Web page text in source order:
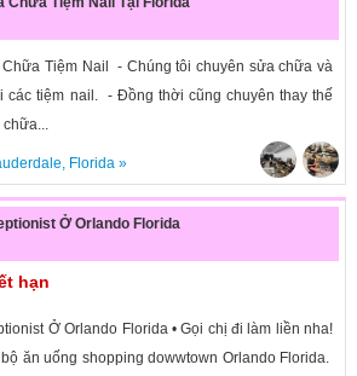
Tiệm Nail - Chúng tôi chuyên sửa chữa và
các tiệm nail. - Đồng thời cũng chuyên thay thế
, Florida»
Ở Orlando Florida
hạn
Ở Orlando Florida • Gọi chị đi làm liền nha!
ăn uống shopping dowwtown Orlando Florida.